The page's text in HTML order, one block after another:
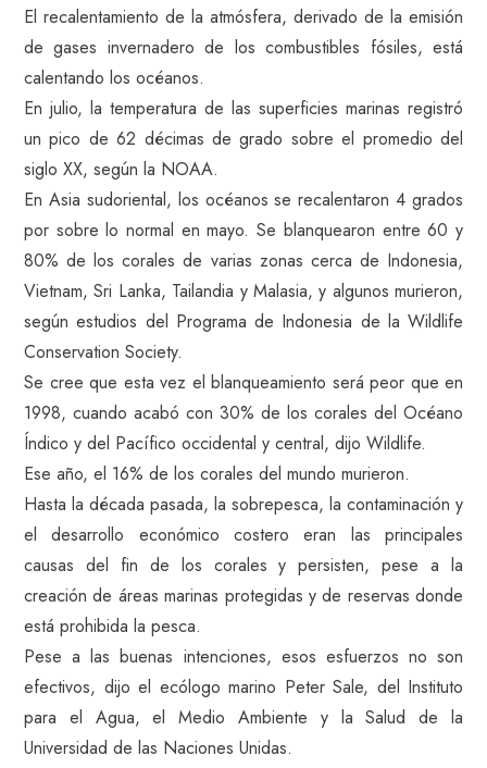
El recalentamiento de la atmósfera, derivado de la emisión
de gases invernadero de los combustibles fósiles, está
calentando los océanos.
En julio, la temperatura de las superficies marinas registró
un pico de 62 décimas de grado sobre el promedio del
siglo XX, según la NOAA.
En Asia sudoriental, los océanos se recalentaron 4 grados
por sobre lo normal en mayo. Se blanquearon entre 60 y
80% de los corales de varias zonas cerca de Indonesia,
Vietnam, Sri Lanka, Tailandia y Malasia, y algunos murieron,
según estudios del Programa de Indonesia de la Wildlife
Conservation Society.
Se cree que esta vez el blanqueamiento será peor que en
1998, cuando acabó con 30% de los corales del Océano
Índico y del Pacífico occidental y central, dijo Wildlife.
Ese año, el 16% de los corales del mundo murieron.
Hasta la década pasada, la sobrepesca, la contaminación y
el desarrollo económico costero eran las principales
causas del fin de los corales y persisten, pese a la
creación de áreas marinas protegidas y de reservas donde
está prohibida la pesca.
Pese a las buenas intenciones, esos esfuerzos no son
efectivos, dijo el ecólogo marino Peter Sale, del Instituto
para el Agua, el Medio Ambiente y la Salud de la
Universidad de las Naciones Unidas.